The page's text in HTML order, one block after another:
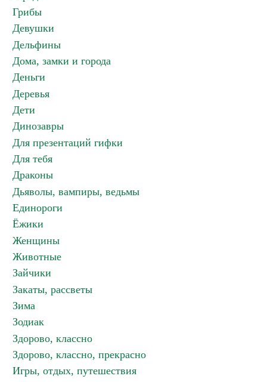
Грибы
Девушки
Дельфины
Дома, замки и города
Деньги
Деревья
Дети
Динозавры
Для презентаций гифки
Для тебя
Драконы
Дьяволы, вампиры, ведьмы
Единороги
Ёжики
Женщины
Животные
Зайчики
Закаты, рассветы
Зима
Зодиак
Здорово, классно
Здорово, классно, прекрасно
Игры, отдых, путешествия